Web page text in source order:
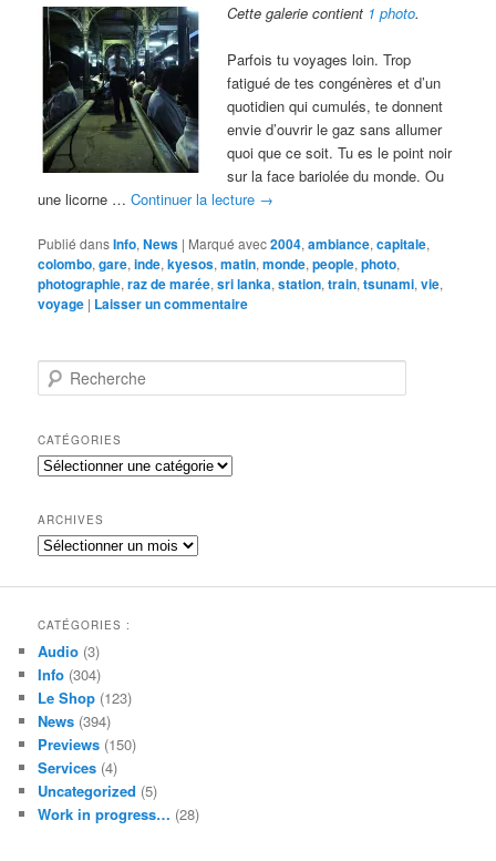
Cette galerie contient 1 photo.
Parfois tu voyages loin. Trop
fatigué de tes congénères et d’un
quotidien qui cumulés, te donnent
envie d’ouvrir le gaz sans allumer
quoi que ce soit. Tu es le point noir
sur la face bariolée du monde. Ou
une licorne …Continuer la lecture →
Publié dansInfo,News | Marqué avec2004,ambiance,capitale,
colombo,gare,inde,kyesos,matin,monde,people,photo,
photographie,raz de marée,sri lanka,station,train,tsunami,vie,
voyage | Laisser un commentaire
e
h
e
r
h
e
CATÉGORIES
Catégories
ARCHIVES
Archives
CATÉGORIES :
Audio (3)
Info (304)
Le Shop (123)
News (394)
Previews (150)
Services (4)
Uncategorized (5)
Work in progress… (28)